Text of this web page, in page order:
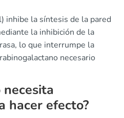
inhibe la síntesis de la pared
la inhibición de la
lo que interrumpe la
necesario
hacer efecto?